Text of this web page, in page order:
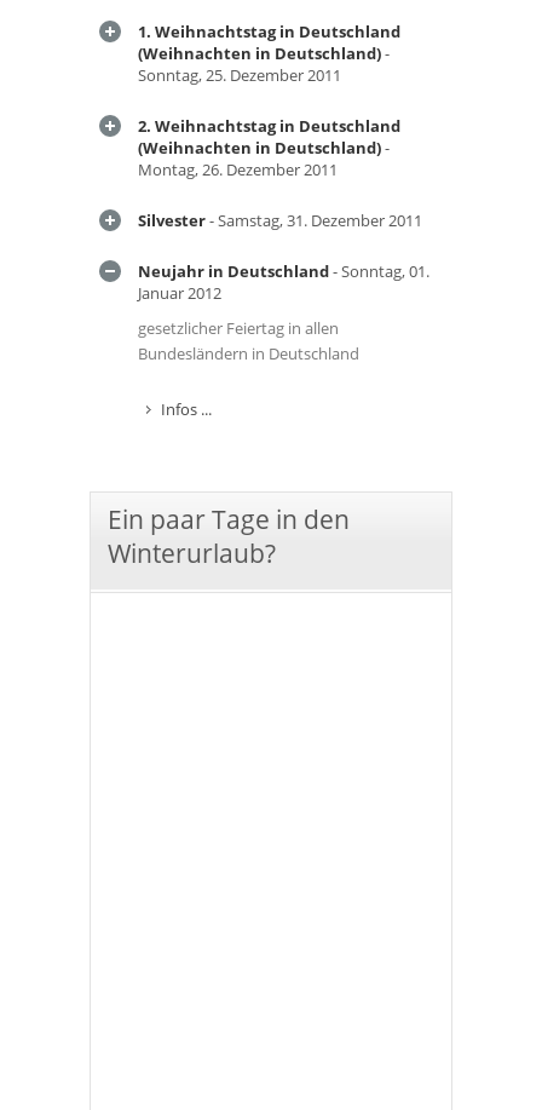
1. Weihnachtstag in Deutschland
(Weihnachten in Deutschland)-
Sonntag, 25. Dezember 2011
2. Weihnachtstag in Deutschland
(Weihnachten in Deutschland)-
Montag, 26. Dezember 2011
Silvester- Samstag, 31. Dezember 2011
Neujahr in Deutschland- Sonntag, 01.
Januar 2012
gesetzlicher Feiertag in allen
Bundesländern in Deutschland
Infos ...
Ein paar Tage in den
Winterurlaub?